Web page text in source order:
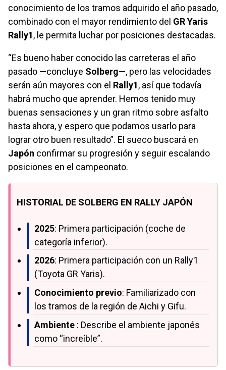
conocimiento de los tramos adquirido el año pasado,
combinado con el mayor rendimiento del GR Yaris
Rally1, le permita luchar por posiciones destacadas.
“Es bueno haber conocido las carreteras el año
pasado —concluye Solberg—, pero las velocidades
serán aún mayores con el Rally1, así que todavía
habrá mucho que aprender. Hemos tenido muy
buenas sensaciones y un gran ritmo sobre asfalto
hasta ahora, y espero que podamos usarlo para
lograr otro buen resultado”. El sueco buscará en
Japón confirmar su progresión y seguir escalando
posiciones en el campeonato.
HISTORIAL DE SOLBERG EN RALLY JAPÓN
2025: Primera participación (coche de
categoría inferior).
2026: Primera participación con un Rally1
(Toyota GR Yaris).
Conocimiento previo: Familiarizado con
los tramos de la región de Aichi y Gifu.
Ambiente : Describe el ambiente japonés
como “increíble”.